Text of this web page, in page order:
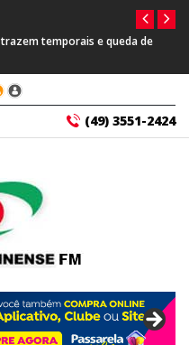
Prefeitura de Capinzal se
(49) 3551-2424